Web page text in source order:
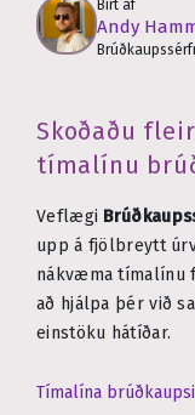
Birt af
Andy
Skoðaðu
tímalínu
Veflægi
upp á fjölbreytt
nákvæma tímalínu
að hjálpa þér við
einstöku hátíðar.
Tímalína